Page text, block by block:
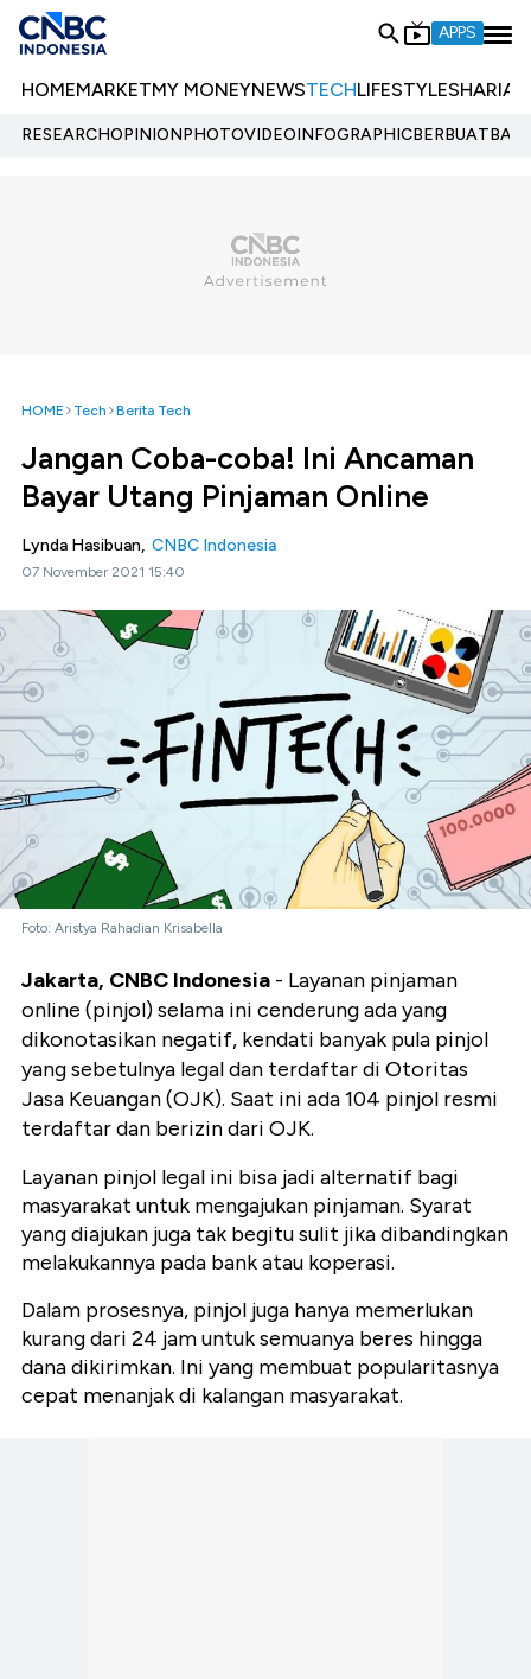
APPS
HOMEMARKETMY MONEYNEWSTECHLIFESTYLESHARIA
RESEARCHOPINIONPHOTOVIDEOINFOGRAPHIC
HOME Tech Berita Tech
Jangan Coba-coba! Ini Ancaman
Bayar Utang Pinjaman Online
Lynda Hasibuan, CNBC Indonesia
07 November 2021 15:40
Foto: Aristya Rahadian Krisabella
Jakarta, CNBC Indonesia - Layanan pinjaman
online (pinjol) selama ini cenderung ada yang
dikonotasikan negatif, kendati banyak pula pinjol
yang sebetulnya legal dan terdaftar di Otoritas
Jasa Keuangan (OJK). Saat ini ada 104 pinjol resmi
terdaftar dan berizin dari OJK.
Layanan pinjol legal ini bisa jadi alternatif bagi
masyarakat untuk mengajukan pinjaman. Syarat
yang diajukan juga tak begitu sulit jika dibandingkan
melakukannya pada bank atau koperasi.
Dalam prosesnya, pinjol juga hanya memerlukan
kurang dari 24 jam untuk semuanya beres hingga
dana dikirimkan. Ini yang membuat popularitasnya
cepat menanjak di kalangan masyarakat.